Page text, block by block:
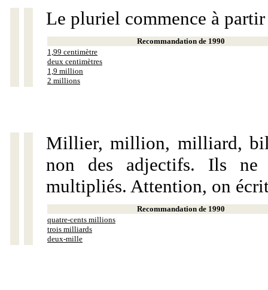
Le pluriel commence à
Recommandation de 1990
1,99 centimètre
deux centimètres
1,9 million
2 millions
Millier, million, milliard,
non des adjectifs. Ils ne
multipliés. Attention, on
Recommandation de 1990
quatre-cents millions
trois milliards
deux-mille